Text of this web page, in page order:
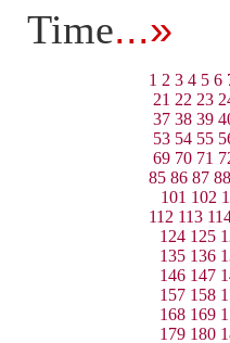
Time...»
1 2 3 4 5 6
21 22 23
37 38 39
53 54 55
69 70 71
85 86 87 88
101 102
112 113
124 125
135 136
146 147
157 158
168 169
179 180